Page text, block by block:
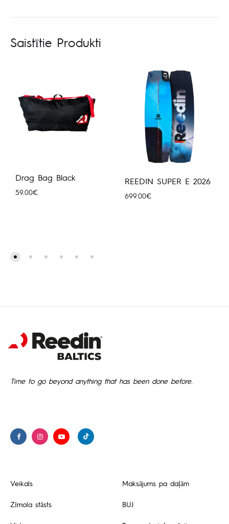
Saistītie Produkti
Drag Bag Black
59.00€
REEDIN SUPER E 2026
699.00€
Time to go beyond anything that has been done before.
Veikals
Zīmola stāsts
Maksājums pa daļām
BUJ